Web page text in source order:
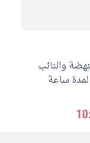
والنائب
ساعة